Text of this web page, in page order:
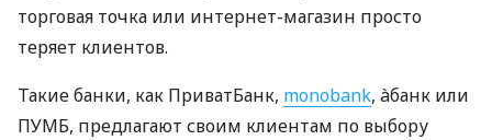
торговая точка или интернет-магазин просто
теряет клиентов.
Такие банки, как ПриватБанк, monobank, àбанк или
ПУМБ, предлагают своим клиентам по выбору